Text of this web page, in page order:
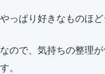
やっぱり好きなものほど
なので、気持ちの整理
す。